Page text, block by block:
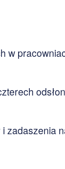
w
zadaszenia